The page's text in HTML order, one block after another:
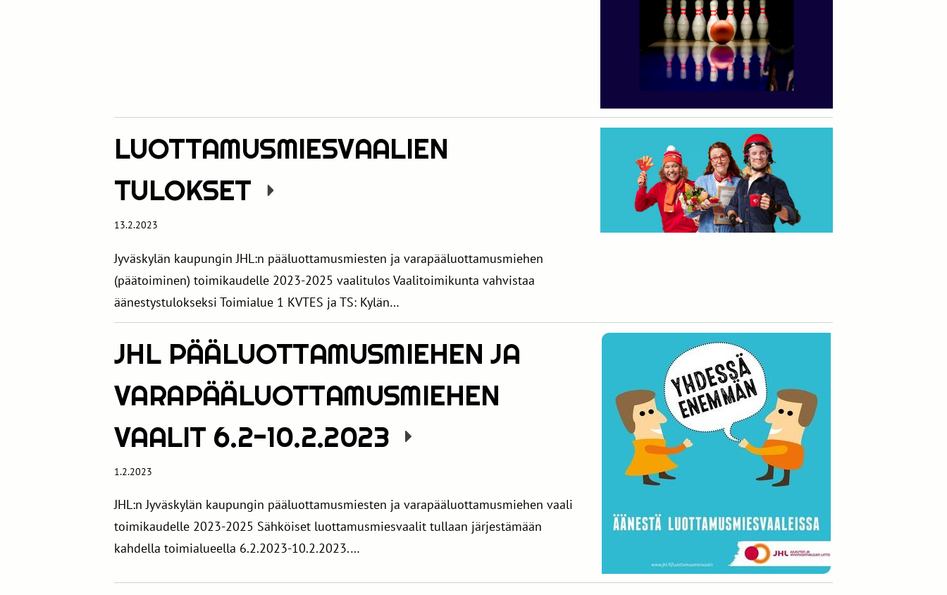
LUOTTAMUSMIESVAALIEN
TULOKSET
13.2.2023
Jyväskylän kaupungin JHL:n pääluottamusmiesten ja varapääluottamusmiehen
(päätoiminen) toimikaudelle 2023-2025 vaalitulos Vaalitoimikunta vahvistaa
äänestystulokseksi Toimialue 1 KVTES ja TS: Kylän…
JHL PÄÄLUOTTAMUSMIEHEN JA
VARAPÄÄLUOTTAMUSMIEHEN
VAALIT 6.2-10.2.2023
1.2.2023
JHL:n Jyväskylän kaupungin pääluottamusmiesten ja varapääluottamusmiehen vaali
toimikaudelle 2023-2025 Sähköiset luottamusmiesvaalit tullaan järjestämään
kahdella toimialueella 6.2.2023-10.2.2023.…